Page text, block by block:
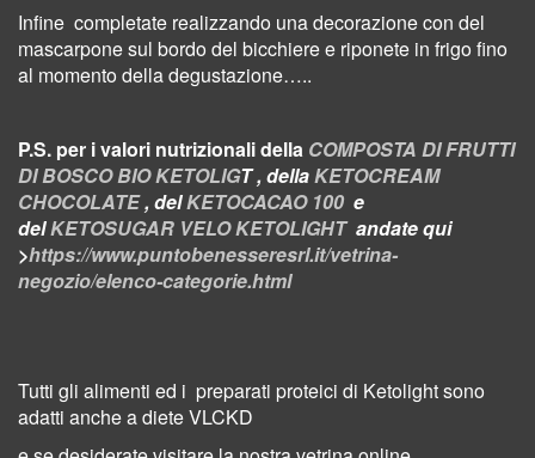
Infine completate realizzando una decorazione con del
mascarponesul bordo del bicchiere e riponete in frigo fino
al momento della degustazione…..
P.S. per i valori nutrizionali della COMPOSTA DI FRUTTI
DI BOSCO BIO KETOLIGT , dellaKETOCREAM
CHOCOLATE, delKETOCACAO 100 e
delKETOSUGAR VELO KETOLIGHT andate qui
>https://www.puntobenesseresrl.it/vetrina-
negozio/elenco-categorie.html
Tutti gli alimenti ed i preparati proteici di Ketolight sono
adatti anche a diete VLCKD